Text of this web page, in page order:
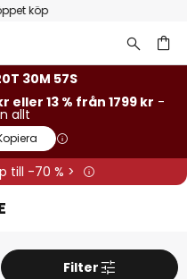
'Bra' på Trustpilot
30M 56S
eller 13 % från 1799 kr -
allt
till -70 % >
Filter
1799 kr
1099 kr
allt*
Kopiera